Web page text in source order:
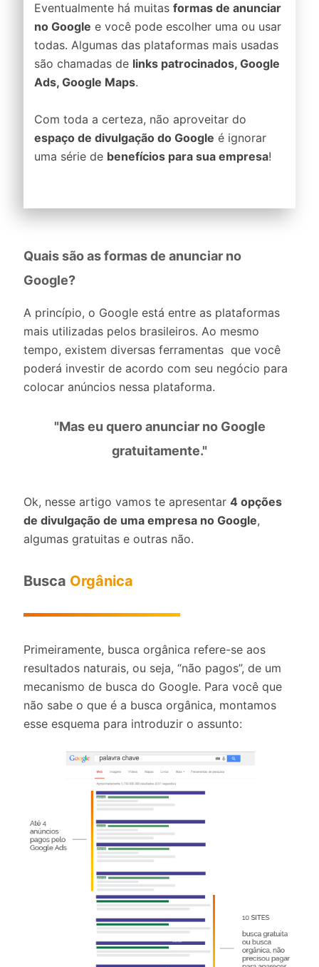
Eventualmente há muitas formas de anunciar
no Google e você pode escolher uma ou usar
todas. Algumas das plataformas mais usadas
são chamadas de links patrocinados, Google
Ads, Google Maps.
Com toda a certeza, não aproveitar do
espaço de divulgação do Google é ignorar
uma série de benefícios para sua empresa!
Quais são as formas de anunciar no
Google?
A princípio, o Google está entre as plataformas
mais utilizadas pelos brasileiros. Ao mesmo
tempo, existem diversas ferramentas que você
poderá investir de acordo com seu negócio para
colocar anúncios nessa plataforma.
"Mas eu quero anunciar no Google
gratuitamente."
Ok, nesse artigo vamos te apresentar 4 opções
de divulgação de uma empresa no Google,
algumas gratuitas e outras não.
Busca Orgânica
Primeiramente, busca orgânica refere-se aos
resultados naturais, ou seja, “não pagos”, de um
mecanismo de busca do Google. Para você que
não sabe o que é a busca orgânica, montamos
esse esquema para introduzir o assunto: